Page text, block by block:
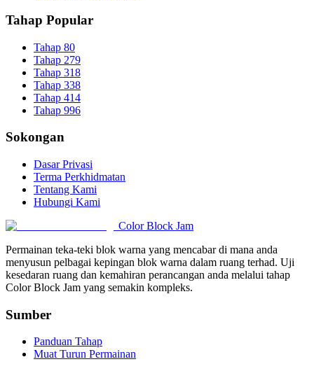
Tahap Popular
Tahap 80
Tahap 279
Tahap 318
Tahap 338
Tahap 414
Tahap 996
Sokongan
Dasar Privasi
Terma Perkhidmatan
Tentang Kami
Hubungi Kami
Color Block Jam
Permainan teka-teki blok warna yang mencabar di mana anda
menyusun pelbagai kepingan blok warna dalam ruang terhad. Uji
kesedaran ruang dan kemahiran perancangan anda melalui tahap
Color Block Jam yang semakin kompleks.
Sumber
Panduan Tahap
Muat Turun Permainan